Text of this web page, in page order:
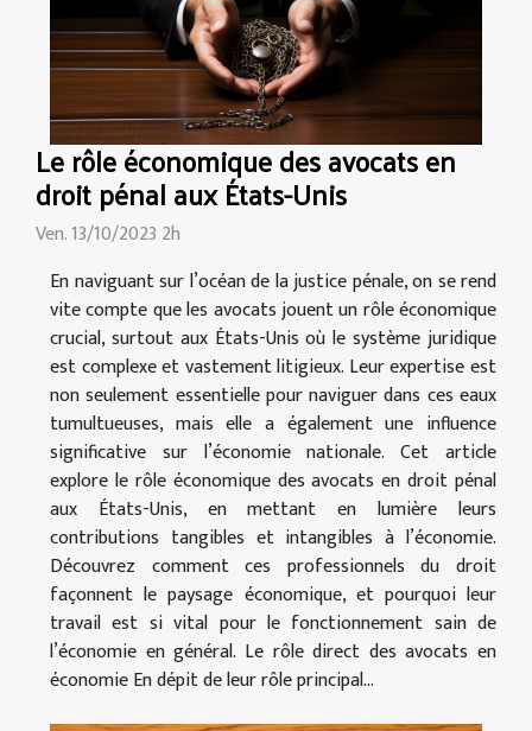
Le rôle économique des avocats en
droit pénal aux États-Unis
Ven. 13/10/2023 2h
En naviguant sur l’océan de la justice pénale, on se rend
vite compte que les avocats jouent un rôle économique
crucial, surtout aux États-Unis où le système juridique
est complexe et vastement litigieux. Leur expertise est
non seulement essentielle pour naviguer dans ces eaux
tumultueuses, mais elle a également une influence
significative sur l’économie nationale. Cet article
explore le rôle économique des avocats en droit pénal
aux États-Unis, en mettant en lumière leurs
contributions tangibles et intangibles à l’économie.
Découvrez comment ces professionnels du droit
façonnent le paysage économique, et pourquoi leur
travail est si vital pour le fonctionnement sain de
l’économie en général. Le rôle direct des avocats en
économie En dépit de leur rôle principal...